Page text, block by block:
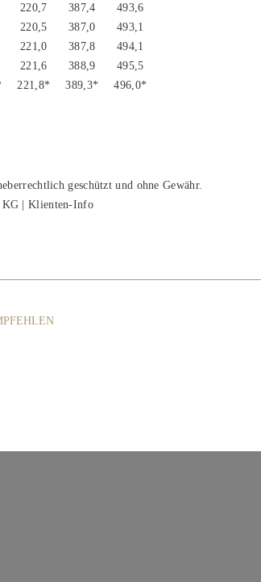
220,7 387,4
493,6
220,5 387,0
493,1
221,0 387,8
494,1
221,6 388,9
495,5
221,8* 389,3*
496,0*
geschützt und ohne Gewähr.
KG | Klienten-Info